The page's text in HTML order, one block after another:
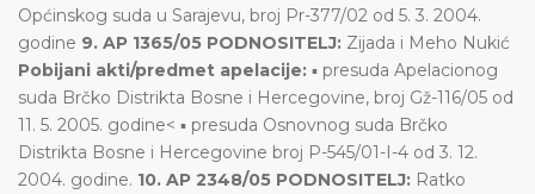
Općinskog suda u Sarajevu, broj Pr-377/02 od 5. 3. 2004.
godine 9. AP 1365/05 PODNOSITELJ: Zijada i Meho Nukić
Pobijani akti/predmet apelacije: ▪ presuda Apelacionog
suda Brčko Distrikta Bosne i Hercegovine, broj Gž-116/05 od
11. 5. 2005. godine< ▪ presuda Osnovnog suda Brčko
Distrikta Bosne i Hercegovine broj P-545/01-I-4 od 3. 12.
2004. godine. 10. AP 2348/05 PODNOSITELJ: Ratko